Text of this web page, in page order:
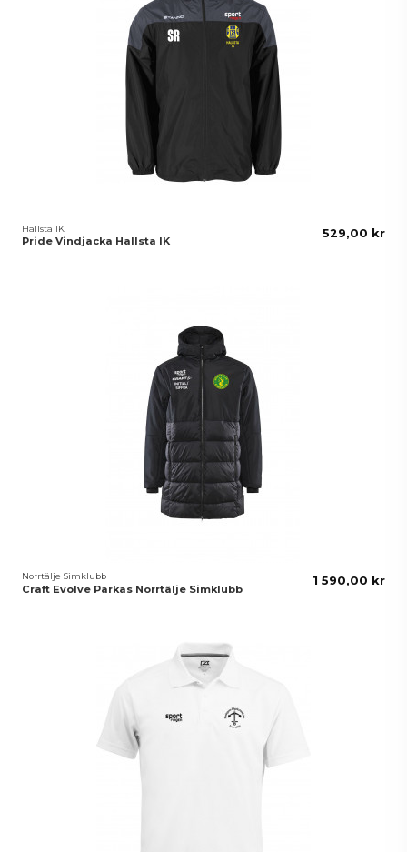
Hallsta IK
Pride Vindjacka Hallsta IK
529,00 kr
Norrtälje Simklubb
Craft Evolve Parkas Norrtälje Simklubb
1 590,00 kr